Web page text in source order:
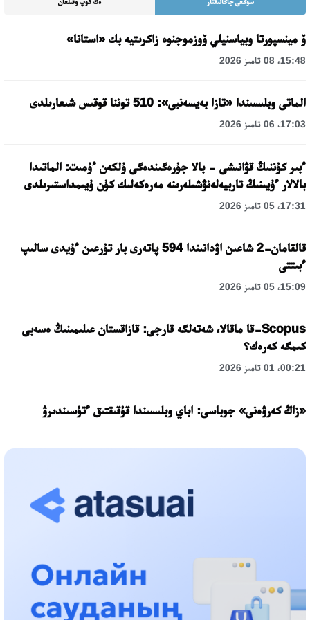
ۆ مينسپورتا وبياسنيلي ۆوزموجنوە زاكرىتيە بك «استانا»
15:48، 08 تامىز 2026
الماتى وبلىسىندا «تازا بەيسەنبى»: 510 توننا قوقىس شىعارىلدى
17:03، 06 تامىز 2026
ءبىر كۇننىڭ قۋانىشى - بالا جۇرەگىندەگى ۇلكەن ءۇمىت: الماتىدا
بالالار ءۇيىنىڭ تاربيەلەنۋشىلەرىنە مەرەكەلىك كۇن ۇيىمداستىرىلدى
17:31، 05 تامىز 2026
قالقامان-2 شاعىن اۋدانىندا 594 پاتەرى بار تۇرعىن ءۇيدى سالىپ
ءبىتتى
15:09، 05 تامىز 2026
Scopus-قا ماقالا، شەتەلگە قارجى: قازاقستان عىلىمىنىڭ ەسەبى
كىمگە كەرەك؟
00:21، 01 تامىز 2026
«زاڭ كەرۋەنى» جوباسى: اباي وبلىسىندا قۇقىقتىق ءتۇسىندىرۋ
17:31، 31 شىلدە 2026
حالىقارالىق «فورمۋلا-1 H2O» جارىسىن قونايەۆ قالاسىندا وتكىزۋ
اسحات اسىلبەكوۆ: كۇشتى بيلىككە كۇشتى تۇلعالار كەرەك!
12:01، 28 شىلدە 2026